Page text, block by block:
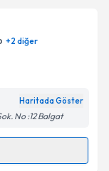
talebi
için bir
belirtilen
+2 diğer
Haritada Göster
No :12 Balgat